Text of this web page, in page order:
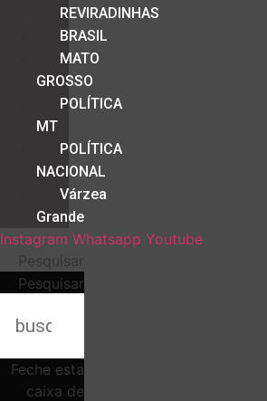
REVIRADINHAS
BRASIL
MATO
GROSSO
POLÍTICA
MT
POLÍTICA
NACIONAL
Várzea
Grande
Instagram Whatsapp Youtube
Pesquisar
Pesquisar
Feche esta
caixa de